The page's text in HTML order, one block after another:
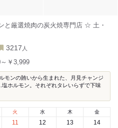
と厳選焼肉の炭火焼専門店 ☆ 土・
3217 人
￥3,999
モンの賄いから生まれた、月見チャンジ
ホルモン。それぞれタレいらずで下味
火
11
水
12
木
13
金
14